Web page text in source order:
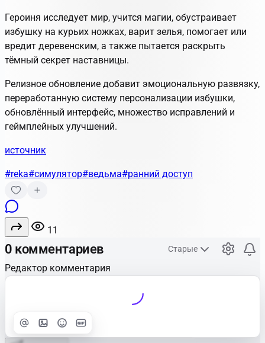
Героиня исследует мир, учится магии, обустраивает
избушку на курьих ножках, варит зелья, помогает или
вредит деревенским, а также пытается раскрыть
тёмный секрет наставницы.
Релизное обновление добавит эмоциональную развязку,
переработанную систему персонализации избушки,
обновлённый интерфейс, множество исправлений и
геймплейных улучшений.
источник
#reka#симулятор#ведьма#ранний доступ
11
0 комментариев Старые
Редактор комментария
Улучшить